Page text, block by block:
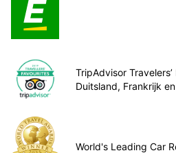
TripAdvisor
Duitsland, Frankrijk
World's Leading Car